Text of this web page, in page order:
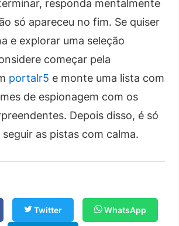
responda mentalmente
só apareceu no fim. Se quiser
e explorar uma seleção
começar pela
portalr5 e monte uma lista com
de espionagem com os
Depois disso, é só
as pistas com calma.
Twitter WhatsApp